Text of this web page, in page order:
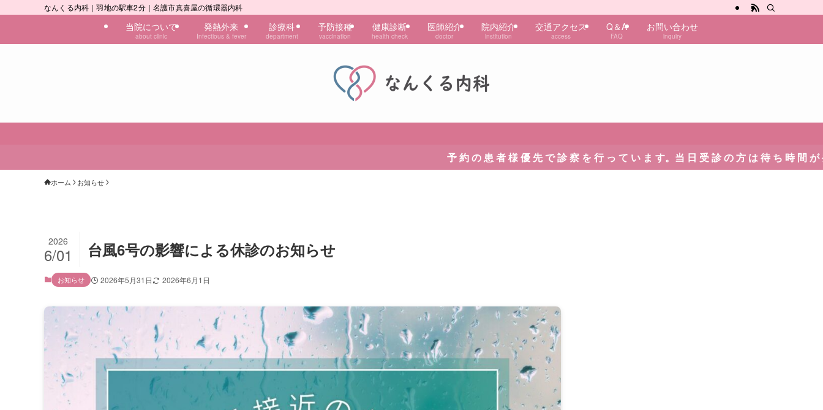
なんくる内科｜羽地の駅車2分｜名護市真喜屋の循環器内科
当院について
about clinic
発熱外来
Infectious & fever
診療科
department
予防接種
vaccination
健康診断
health check
医師紹介
doctor
院内紹介
institution
交通アクセス
access
Q＆A
FAQ
お問い合わせ
inquiry
予 約 の 患 者 様 優 先 で 診 察 を 行 っ て い ま す。当 日 受 診 の 方 は 待 ち 時 間 が 発 生 い た し ま
ホーム お知らせ
台風6号の影響による休診のお知らせ
2026
6/01
お知らせ 2026年5月31日 2026年6月1日